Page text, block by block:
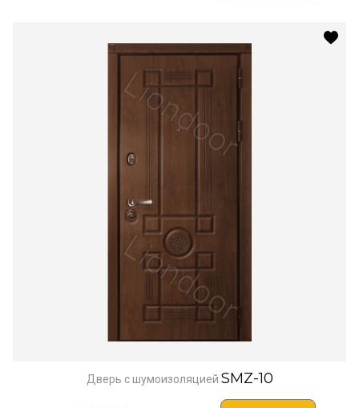
Дверь с шумоизоляцией SMZ-10